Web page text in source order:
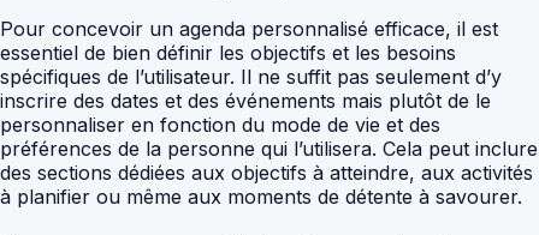
Pour concevoir un agenda personnalisé efficace, il est
essentiel de bien définir les objectifs et les besoins
spécifiques de l’utilisateur. Il ne suffit pas seulement d’y
inscrire des dates et des événements mais plutôt de le
personnaliser en fonction du mode de vie et des
préférences de la personne qui l’utilisera. Cela peut inclure
des sections dédiées aux objectifs à atteindre, aux activités
à planifier ou même aux moments de détente à savourer.